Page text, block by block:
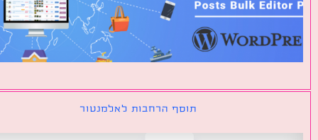
תוסף הרחבות לאלמנטור